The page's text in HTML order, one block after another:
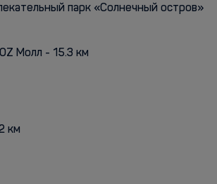
парк «Солнечный остров»
Молл - 15.3 км
км